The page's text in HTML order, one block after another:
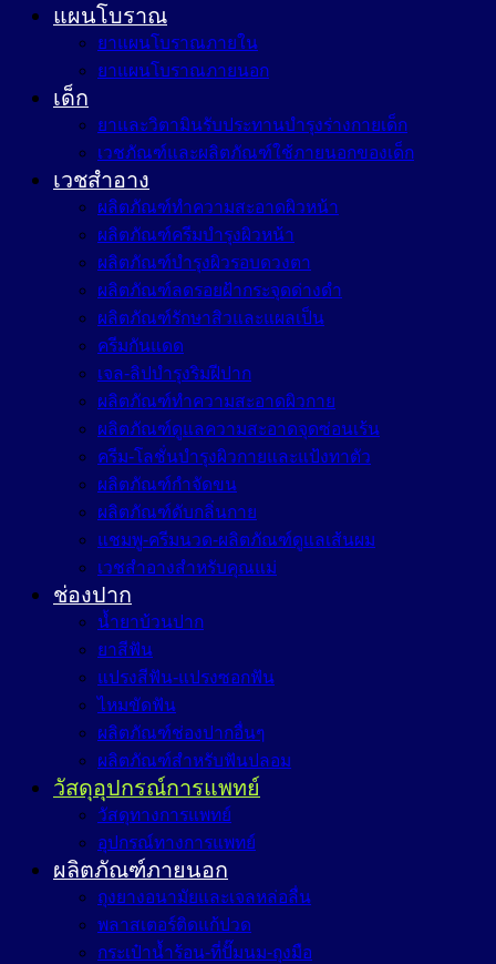
แผนโบราณ
ยาแผนโบราณภายใน
ยาแผนโบราณภายนอก
เด็ก
ยาและวิตามินรับประทานบำรุงร่างกายเด็ก
เวชภัณฑ์และผลิตภัณฑ์ใช้ภายนอกของเด็ก
เวชสำอาง
ผลิตภัณฑ์ทำความสะอาดผิวหน้า
ผลิตภัณฑ์ครีมบำรุงผิวหน้า
ผลิตภัณฑ์บำรุงผิวรอบดวงตา
ผลิตภัณฑ์ลดรอยฝ้ากระจุดด่างดำ
ผลิตภัณฑ์รักษาสิวและแผลเป็น
ครีมกันแดด
เจล-ลิปบำรุงริมฝีปาก
ผลิตภัณฑ์ทำความสะอาดผิวกาย
ผลิตภัณฑ์ดูแลความสะอาดจุดซ่อนเร้น
ครีม-โลชั่นบำรุงผิวกายและแป้งทาตัว
ผลิตภัณฑ์กำจัดขน
ผลิตภัณฑ์ดับกลิ่นกาย
แชมพู-ครีมนวด-ผลิตภัณฑ์ดูแลเส้นผม
เวชสำอางสำหรับคุณแม่
ช่องปาก
น้ำยาบ้วนปาก
ยาสีฟัน
แปรงสีฟัน-แปรงซอกฟัน
ไหมขัดฟัน
ผลิตภัณฑ์ช่องปากอื่นๆ
ผลิตภัณฑ์สำหรับฟันปลอม
วัสดุอุปกรณ์การแพทย์
วัสดุทางการแพทย์
อุปกรณ์ทางการแพทย์
ผลิตภัณฑ์ภายนอก
ถุงยางอนามัยและเจลหล่อลื่น
พลาสเตอร์ติดแก้ปวด
กระเป๋าน้ำร้อน-ที่ปั๊มนม-ถุงมือ